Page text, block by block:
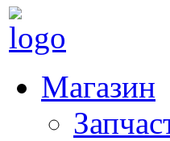
Магазин